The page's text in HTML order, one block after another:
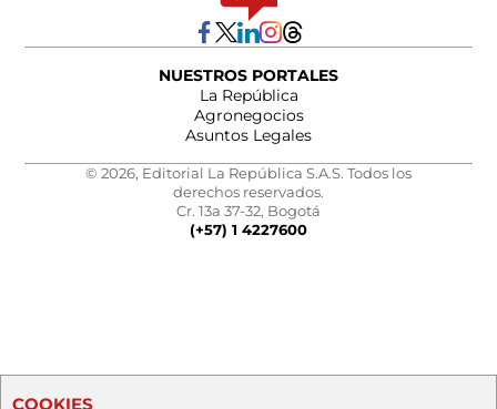
NUESTROS PORTALES
La República
Agronegocios
Asuntos Legales
© 2026, Editorial La República S.A.S. Todos los
derechos reservados.
Cr. 13a 37-32, Bogotá
(+57) 1 4227600
COOKIES